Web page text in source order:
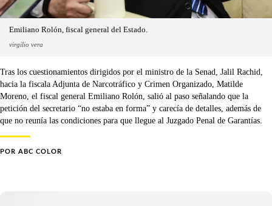
Emiliano Rolón, fiscal general del Estado.
virgilio vera
Tras los cuestionamientos dirigidos por el ministro de la Senad, Jalil Rachid,
hacia la fiscala Adjunta de Narcotráfico y Crimen Organizado, Matilde
Moreno, el fiscal general Emiliano Rolón, salió al paso señalando que la
petición del secretario “no estaba en forma” y carecía de detalles, además de
que no reunía las condiciones para que llegue al Juzgado Penal de Garantías.
POR ABC COLOR